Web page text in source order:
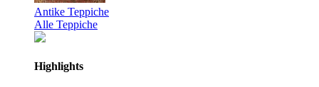
Antike Teppiche
Alle Teppiche
Highlights